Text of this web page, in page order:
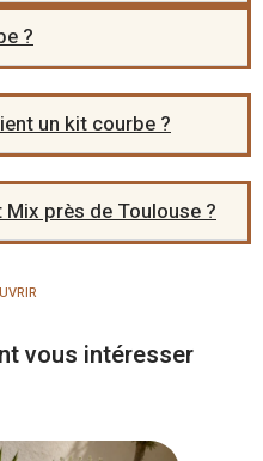
?
un kit courbe ?
près de Toulouse ?
vous intéresser